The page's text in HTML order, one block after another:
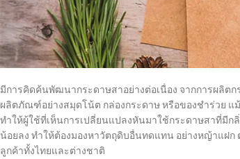
มีการคิดค้นพัฒนากระดาษสาอย่างต่อเนื่อง จากการผลิต
ผลิตภัณฑ์อย่างสมุดโน้ต กล่องกระดาษ หรือของชำร่วย แ
ทำให้ผู้ใช้ที่เห็นการเปลี่ยนแปลงหันมาใช้กระดาษสาที่มีก
น้อยลง ทำให้ต้องมองหาวัตถุดิบอื่นทดแทน อย่างหญ้าแฝก
ลูกค้าทั้งไทยและต่างชาติ